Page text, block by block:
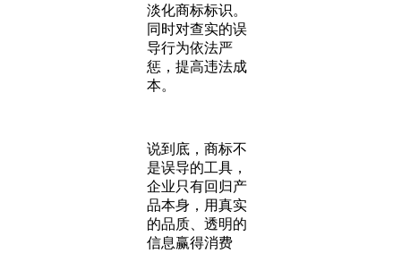
淡化商标标识。
同时对查实的误
导行为依法严
惩，提高违法成
本。
说到底，商标不
是误导的工具，
企业只有回归产
品本身，用真实
的品质、透明的
信息赢得消费